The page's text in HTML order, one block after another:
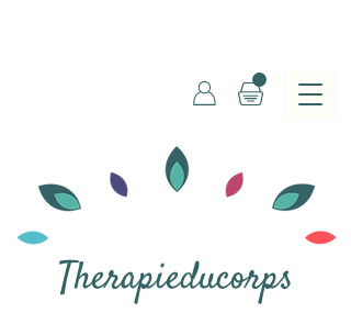
Therapieducorps